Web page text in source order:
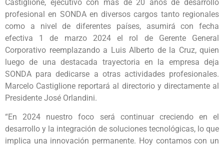
Castiglione, ejecutivo con más de 20 años de desarrollo
profesional en SONDA en diversos cargos tanto regionales
como a nivel de diferentes países, asumirá con fecha
efectiva 1 de marzo 2024 el rol de Gerente General
Corporativo reemplazando a Luis Alberto de la Cruz, quien
luego de una destacada trayectoria en la empresa deja
SONDA para dedicarse a otras actividades profesionales.
Marcelo Castiglione reportará al directorio y directamente al
Presidente José Orlandini.
“En 2024 nuestro foco será continuar creciendo en el
desarrollo y la integración de soluciones tecnológicas, lo que
implica una innovación permanente. Hoy contamos con un